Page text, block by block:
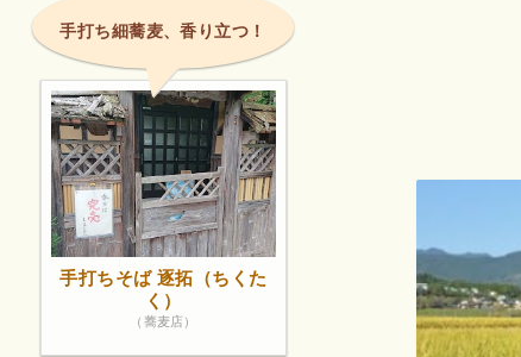
手打ち細蕎麦、香り立つ！
手打ちそば 逐拓（ちくた
く）
（蕎麦店）